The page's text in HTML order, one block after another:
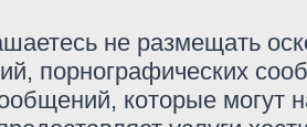
не размещать
порнографических
которые могут